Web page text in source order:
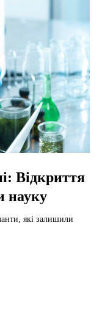
Відкриття
науку
які залишили